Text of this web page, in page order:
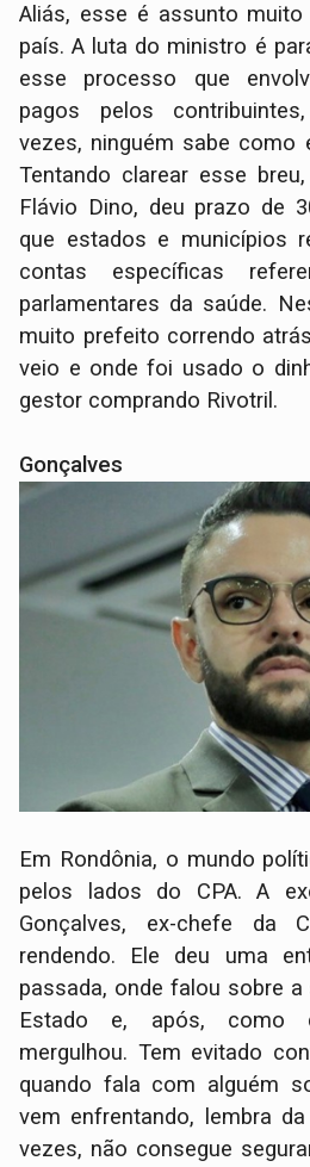
Aliás, esse é assunto
país. A luta do ministro é
esse processo que
pagos pelos
vezes, ninguém sabe como
Tentando clarear esse
Flávio Dino, deu prazo de
que estados e municípios
contas específicas
parlamentares da saúde.
muito prefeito correndo
veio e onde foi usado o
gestor comprando Rivotril.
Gonçalves
Em Rondônia, o mundo
pelos lados do CPA. A
Gonçalves, ex-chefe da
rendendo. Ele deu uma
passada, onde falou sobre
Estado e, após, como
mergulhou. Tem evitado
quando fala com alguém
vem enfrentando, lembra
vezes, não consegue